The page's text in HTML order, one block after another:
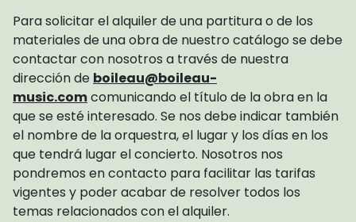
Para solicitar el alquiler de una partitura o de los
materiales de una obra de nuestro catálogo se debe
contactar con nosotros a través de nuestra
dirección de boileau@boileau-
music.comcomunicando el título de la obra en la
que se esté interesado. Se nos debe indicar también
el nombre de la orquestra, el lugar y los días en los
que tendrá lugar el concierto. Nosotros nos
pondremos en contacto para facilitar las tarifas
vigentes y poder acabar de resolver todos los
temas relacionados con el alquiler.